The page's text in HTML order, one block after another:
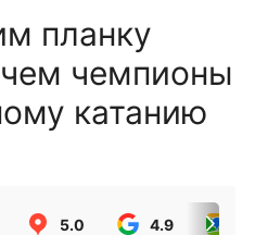
планку
чемпионы
катанию
5.0 4.9